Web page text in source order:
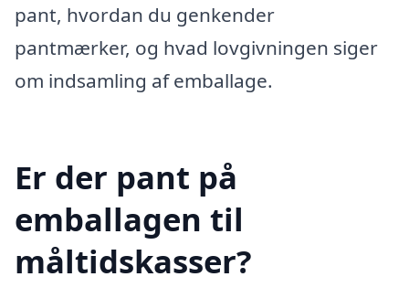
pant, hvordan du genkender
pantmærker, og hvad lovgivningen siger
om indsamling af emballage.
Er der pant på
emballagen til
måltidskasser?